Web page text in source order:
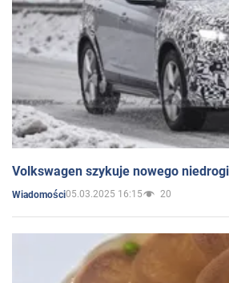
Volkswagen szykuje nowego
Wiadomości05.03.2025 16:15 20